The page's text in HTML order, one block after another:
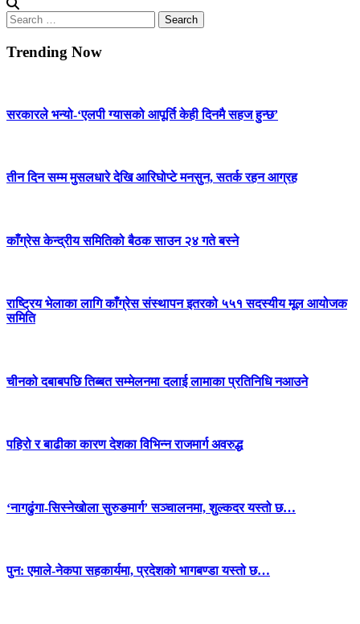
Search
for:
Trending Now
सरकारले भन्यो-‘एलपी ग्यासको आपूर्ति केही दिनमै सहज हुन्छ’
तीन दिन सम्म मुसलधारे देखि आरिघोप्टे मनसुन, सतर्क रहन आग्रह
काँग्रेस केन्द्रीय समितिको बैठक साउन २४ गते बस्ने
राष्ट्रिय भेलाका लागि काँग्रेस संस्थापन इतरको ५५१ सदस्यीय मूल आयोजक
समिति
चीनको दबाबपछि तिब्बत सम्मेलनमा दलाई लामाका प्रतिनिधि नआउने
पहिरो र बाढीका कारण देशका विभिन्न राजमार्ग अवरुद्ध
‘नागढुंगा-सिस्नेखोला सुरुङमार्ग’ सञ्चालनमा, शुल्कदर यस्तो छ…
पुन: एमाले-नेकपा सहकार्यमा, प्रदेशको भागबण्डा यस्तो छ…